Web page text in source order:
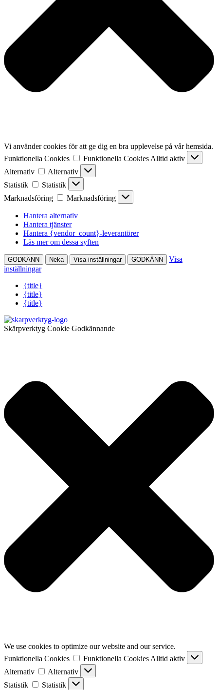
Vi använder cookies för att ge dig en bra upplevelse på vår hemsida.
Funktionella Cookies
Funktionella Cookies Alltid aktiv
Alternativ
Alternativ
Statistik
Statistik
Marknadsföring
Marknadsföring
Hantera alternativ
Hantera tjänster
Hantera {vendor_count}-leverantörer
Läs mer om dessa syften
GODKÄNN Neka Visa inställningar GODKÄNN
Visa
inställningar
{title}
{title}
{title}
Skärpverktyg Cookie Godkännande
We use cookies to optimize our website and our service.
Funktionella Cookies
Funktionella Cookies Alltid aktiv
Alternativ
Alternativ
Statistik
Statistik